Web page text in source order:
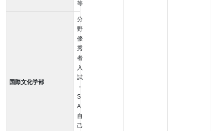
等
国際文化学部
分
野
優
秀
者
入
試
・
S
A
自
己